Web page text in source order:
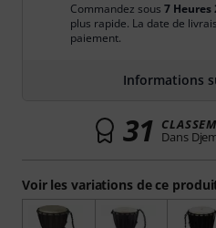
Voir les variations de ce
Commandez sous 7 Heures
plus rapide. La date de
paiement.
Informations
31 Dans